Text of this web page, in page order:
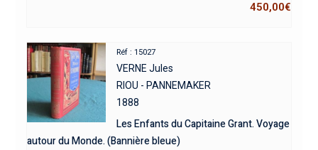
450,00€
Réf : 15027
VERNE Jules
RIOU - PANNEMAKER
1888
Les Enfants du Capitaine Grant. Voyage
autour du Monde. (Bannière bleue)